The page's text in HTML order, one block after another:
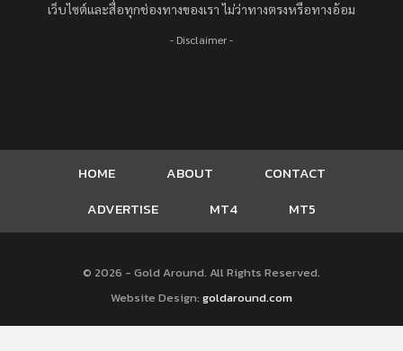
เว็บไซต์และสื่อทุกช่องทางของเรา ไม่ว่าทางตรงหรือทางอ้อม
- Disclaimer -
HOME ABOUT
CONTACT
ADVERTISE
MT4 MT5
© 2026 - Gold Around. All Rights Reserved.
Website Design: goldaround.com